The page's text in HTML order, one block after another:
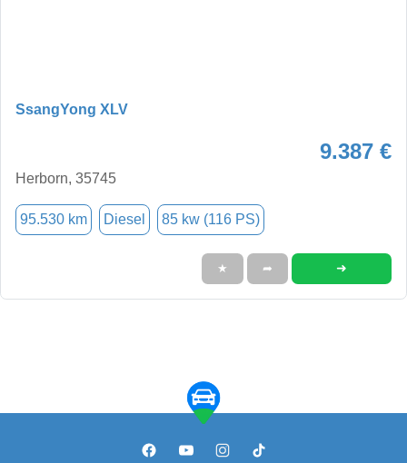
SsangYong XLV
9.387 €
Herborn, 35745
95.530 km Diesel 85 kw (116 PS)
★ ➦ ➜